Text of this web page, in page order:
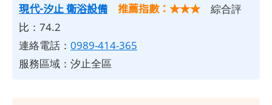
現代-汐止 衛浴設備 推薦指數：★★★ 綜合評
比：74.2
連絡電話： 0989-414-365
服務區域：汐止全區